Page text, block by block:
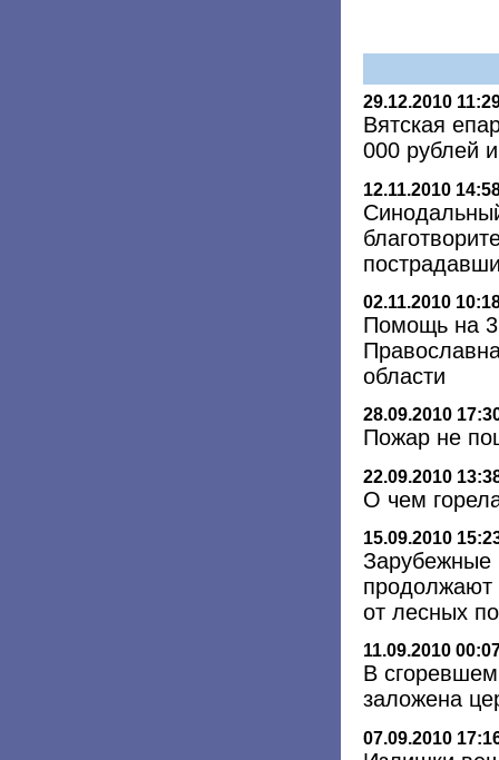
29.12.2010
Вятская
000 рублей
12.11.2010
02.11.2010
Помощь на
области
28.09.2010
Пожар не
22.09.2010
О чем
15.09.2010
Зарубежные
продолжают
от лесных
11.09.2010
В
заложена
07.09.2010